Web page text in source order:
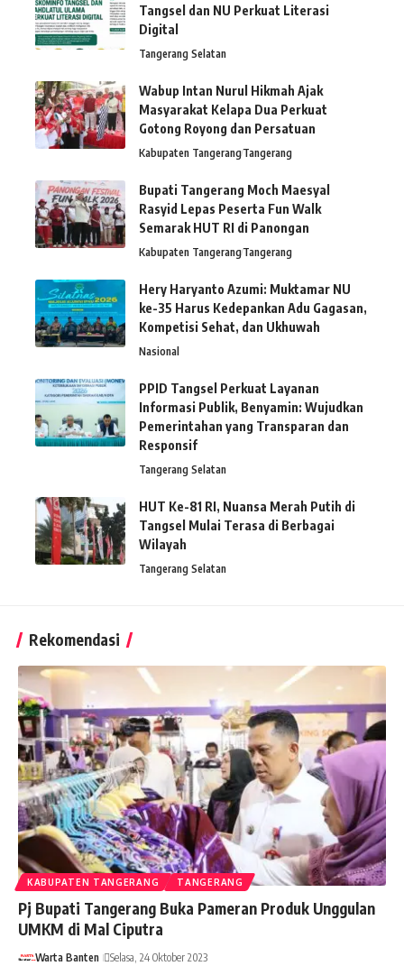
Tangsel dan NU Perkuat Literasi
Digital
Tangerang Selatan
Wabup Intan Nurul Hikmah Ajak
Masyarakat Kelapa Dua Perkuat
Gotong Royong dan Persatuan
Kabupaten TangerangTangerang
Bupati Tangerang Moch Maesyal
Rasyid Lepas Peserta Fun Walk
Semarak HUT RI di Panongan
Kabupaten TangerangTangerang
Hery Haryanto Azumi: Muktamar NU
ke-35 Harus Kedepankan Adu Gagasan,
Kompetisi Sehat, dan Ukhuwah
Nasional
PPID Tangsel Perkuat Layanan
Informasi Publik, Benyamin: Wujudkan
Pemerintahan yang Transparan dan
Responsif
Tangerang Selatan
HUT Ke-81 RI, Nuansa Merah Putih di
Tangsel Mulai Terasa di Berbagai
Wilayah
Tangerang Selatan
Rekomendasi
KABUPATEN TANGERANG TANGERANG
Pj Bupati Tangerang Buka Pameran Produk Unggulan
UMKM di Mal Ciputra
Warta Banten Selasa, 24 Oktober 2023